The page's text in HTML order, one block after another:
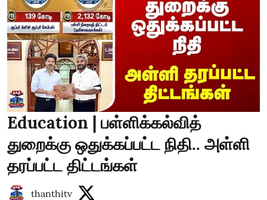
Education | பள்ளிக்கல்வித்
துறைக்கு ஒதுக்கப்பட்ட நிதி.. அள்ளி
தரப்பட்ட திட்டங்கள்
thanthitv